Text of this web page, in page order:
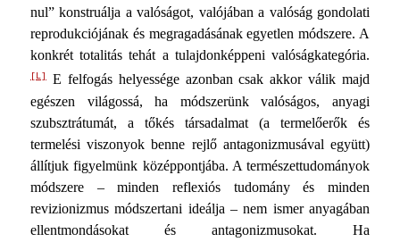
nul” konstruálja a valóságot, valójában a valóság gondolati
reprodukciójának és megragadásának egyetlen módszere. A
konkrét totalitás tehát a tulajdonképpeni valóságkategória.
[L] E felfogás helyessége azonban csak akkor válik majd
egészen világossá, ha módszerünk valóságos, anyagi
szubsztrátumát, a tőkés társadalmat (a termelőerők és
termelési viszonyok benne rejlő antagonizmusával együtt)
állítjuk figyelmünk közép­pontjába. A természettudományok
módszere – minden ref­lexiós tudomány és minden
revizionizmus módszertani ideálja – nem ismer anyagában
ellentmondásokat és antagonizmusokat. Ha